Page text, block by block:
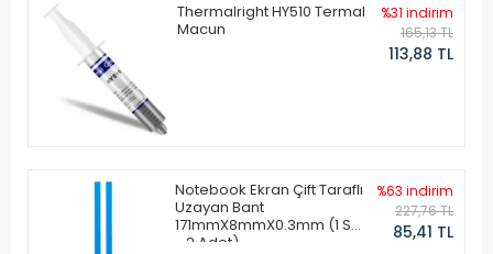
Thermalright HY510 Termal
Macun
%31 indirim
165,13 TL
113,88 TL
Notebook Ekran Çift Taraflı
Uzayan Bant
171mmX8mmX0.3mm (1 Set
- 2 Adet)
%63 indirim
227,76 TL
85,41 TL